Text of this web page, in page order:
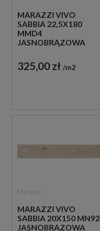
MARAZZI VIVO
SABBIA 22,5X180
MMD4
JASNOBRĄZOWA
DREWNO
325,00 zł m2
MARAZZI VIVO
SABBIA 20X150 MN92
JASNOBRĄZOWA